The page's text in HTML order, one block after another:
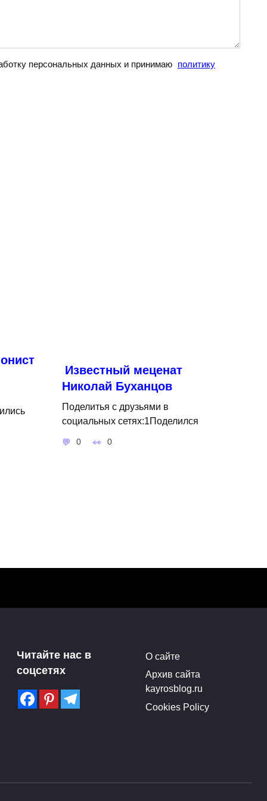
персональных данных и принимаю политику
Известный меценат
Николай Буханцов
Поделитья с друзьями в
социальных сетях:1Поделился
0 0
Марии Бургановой в РАХ
(28.04-17.05.15)
Поделитья с друзьями в
социальных сетях:3Поделились
Читайте нас в
соцсетях
О сайте
Архив сайта
kayrosblog.ru
Cookies Policy